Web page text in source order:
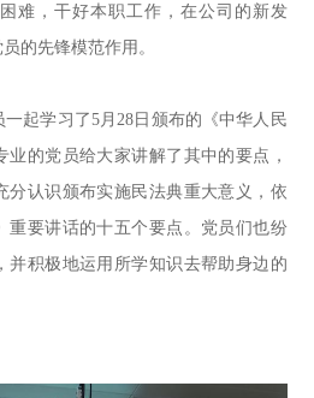
难，干好本职工作，在公司的新发
的先锋模范作用。
起学习了5月28日颁布的《中华人民
业的党员给大家讲解了其中的要点，
分认识颁布实施民法典重大意义，依
重要讲话的十五个要点。党员们也纷
并积极地运用所学知识去帮助身边的